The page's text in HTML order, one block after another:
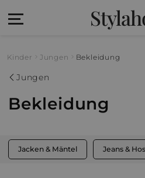
Kinder Jungen Bekleidung
Jungen
Bekleidung
Jacken & Mäntel Jeans &